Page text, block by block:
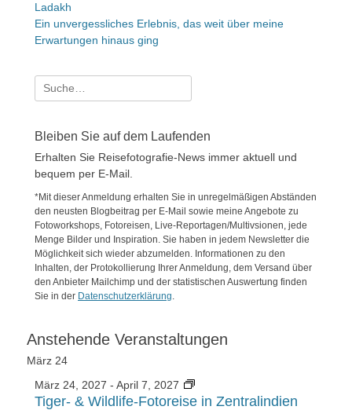
Ladakh
Ein unvergessliches Erlebnis, das weit über meine
Erwartungen hinaus ging
Suche
nach:
Bleiben Sie auf dem Laufenden
Erhalten Sie Reisefotografie-News immer aktuell und
bequem per E-Mail.
*Mit dieser Anmeldung erhalten Sie in unregelmäßigen Abständen
den neusten Blogbeitrag per E-Mail sowie meine Angebote zu
Fotoworkshops, Fotoreisen, Live-Reportagen/Multivsionen, jede
Menge Bilder und Inspiration. Sie haben in jedem Newsletter die
Möglichkeit sich wieder abzumelden. Informationen zu den
Inhalten, der Protokollierung Ihrer Anmeldung, dem Versand über
den Anbieter Mailchimp und der statistischen Auswertung finden
Sie in der Datenschutzerklärung.
Anstehende Veranstaltungen
März 24
März 24, 2027 - April 7, 2027
Tiger- & Wildlife-Fotoreise in Zentralindien